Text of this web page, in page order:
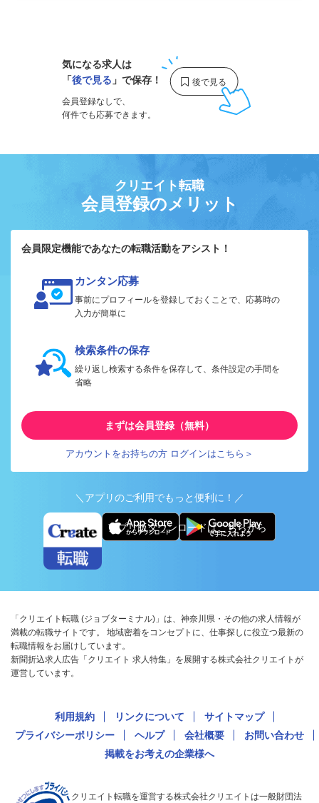
気になる求人は
「後で見る 」で保存！
会員登録なしで、
何件でも応募できます。
クリエイト転職
会員登録のメリット
会員限定機能であなたの転職活動をアシスト！
カンタン応募
事前にプロフィールを登録しておくことで、応募時の
入力が簡単に
検索条件の保存
繰り返し検索する条件を保存して、条件設定の手間を
省略
まずは会員登録（無料）
アカウントをお持ちの方 ログインはこちら＞
＼アプリのご利用でもっと便利に！／
アプリ版ダウンロードはこちらから
「クリエイト転職 (ジョブターミナル)」は、神奈川県・その他の求人情報が
満載の転職サイトです。 地域密着をコンセプトに、仕事探しに役立つ最新の
転職情報をお届けしています。
新聞折込求人広告「クリエイト 求人特集」を展開する株式会社クリエイトが
運営しています。
利用規約 リンクについて
サイトマップ
プライバシーポリシー
ヘルプ 会社概要
お問い合わせ
掲載をお考えの企業様へ
クリエイト転職を運営する株式会社クリエイトは一般財団法